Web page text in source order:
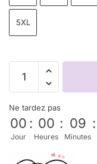
5XL
Ne tardez pas
00
Jour
: 00
Heures
: 09
Minutes
: